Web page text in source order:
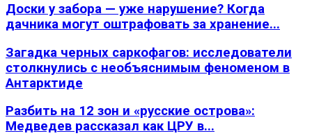
Доски у забора — уже нарушение? Когда
дачника могут оштрафовать за хранение...
Загадка черных саркофагов: исследователи
столкнулись с необъяснимым феноменом в
Антарктиде
Разбить на 12 зон и «русские острова»:
Медведев рассказал как ЦРУ в...